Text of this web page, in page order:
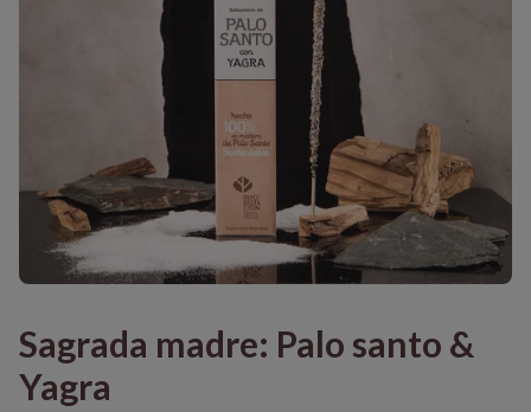
Sagrada madre: Palo santo &
Yagra